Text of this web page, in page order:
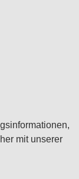
mit unserer